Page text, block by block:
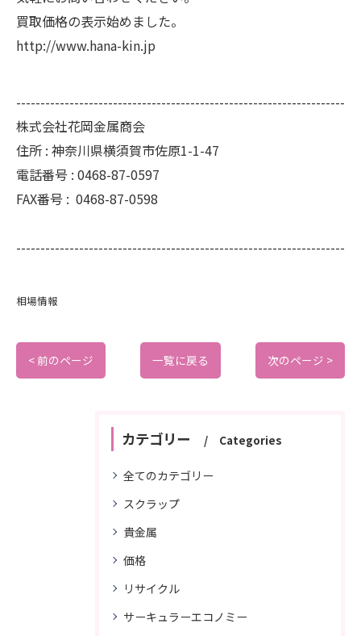
買取価格の表示始めました。
http://www.hana-kin.jp
--------------------------------------------------------------------
株式会社花岡金属商会
住所 : 神奈川県横須賀市佐原1-1-47
電話番号 : 0468-87-0597
FAX番号 : 0468-87-0598
--------------------------------------------------------------------
相場情報
< 前のページ 一覧に戻る 次のページ >
カテゴリー Categories
全てのカテゴリー
スクラップ
貴金属
価格
リサイクル
サーキュラーエコノミー